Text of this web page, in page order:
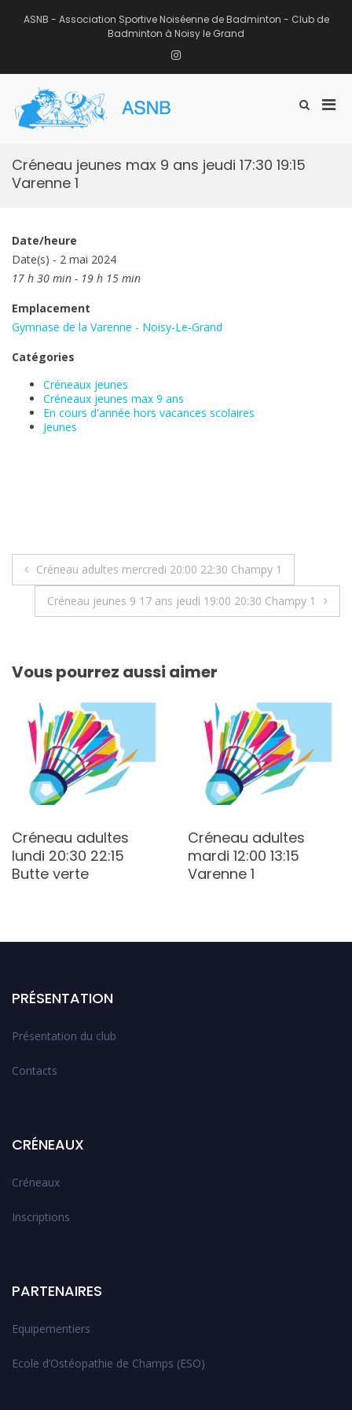
ASNB - Association Sportive Noiséenne de Badminton - Club de
Badminton à Noisy le Grand
Instagram
Afficher
recherche
Créneau jeunes max 9 ans jeudi 17:30 19:15
Varenne 1
Date/heure
Date(s) - 2 mai 2024
17 h 30 min - 19 h 15 min
Emplacement
Gymnase de la Varenne - Noisy-Le-Grand
Catégories
Créneaux jeunes
Créneaux jeunes max 9 ans
En cours d'année hors vacances scolaires
Jeunes
Navigation
Créneau adultes mercredi 20:00 22:30 Champy 1
Créneau jeunes 9 17 ans jeudi 19:00 20:30 Champy 1
Vous pourrez aussi aimer
Créneau adultes
lundi 20:30 22:15
Butte verte
Créneau adultes
mardi 12:00 13:15
Varenne 1
PRÉSENTATION
Présentation du club
Contacts
CRÉNEAUX
Créneaux
Inscriptions
PARTENAIRES
Equipementiers
Ecole d’Ostéopathie de Champs (ESO)